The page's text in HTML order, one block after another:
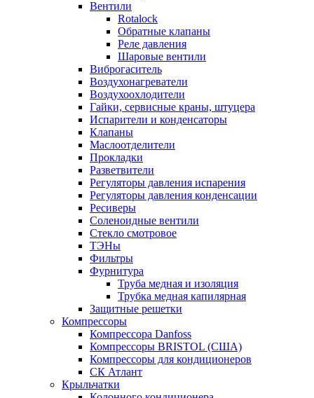
Вентили
Rotalock
Обратные клапаны
Реле давления
Шаровые вентили
Виброгаситель
Воздухонагреватели
Воздухоохлодители
Гайки, сервисные краны, штуцера
Испарители и конденсаторы
Клапаны
Маслоотделители
Прокладки
Разветвители
Регуляторы давления испарения
Регуляторы давления конденсации
Ресиверы
Соленоидные вентили
Стекло смотровое
ТЭНы
Фильтры
Фурнитура
Труба медная и изоляция
Трубка медная капилярная
Защитные решетки
Компрессоры
Компрессора Danfoss
Компрессоры BRISTOL (США)
Компрессоры для кондиционеров
СК Атлант
Крыльчатки